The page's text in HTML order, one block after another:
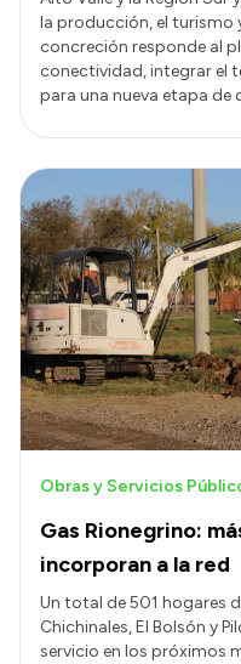
la producción, el turismo
concreción responde al
conectividad, integrar el
para una nueva etapa de
Gas Rionegrino:
incorporan a la red
Obras y Servicios
Un total de 501 hogares
Chichinales, El Bolsón y
servicio en los próximos